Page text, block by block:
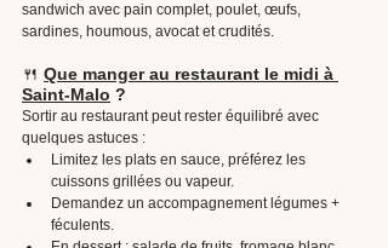
sandwich avec pain complet, poulet, œufs,
sardines, houmous, avocat et crudités.
🍴 Que manger au restaurant le midi à
Saint-Malo ?
Sortir au restaurant peut rester équilibré avec
quelques astuces :
Limitez les plats en sauce, préférez les
cuissons grillées ou vapeur.
Demandez un accompagnement légumes +
féculents.